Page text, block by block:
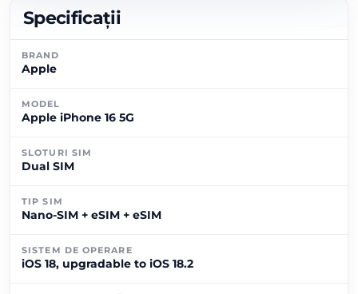
Specificații
BRAND
Apple
MODEL
Apple iPhone 16 5G
SLOTURI SIM
Dual SIM
TIP SIM
Nano-SIM + eSIM + eSIM
SISTEM DE OPERARE
iOS 18, upgradable to iOS 18.2